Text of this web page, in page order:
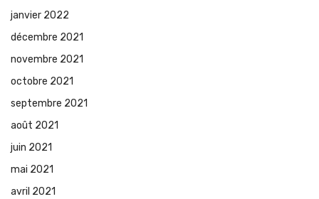
janvier 2022
décembre 2021
novembre 2021
octobre 2021
septembre 2021
août 2021
juin 2021
mai 2021
avril 2021